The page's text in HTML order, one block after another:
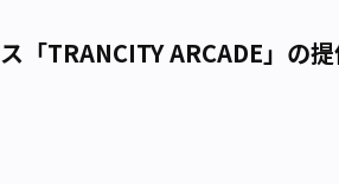
「TRANCITY ARCADE」の